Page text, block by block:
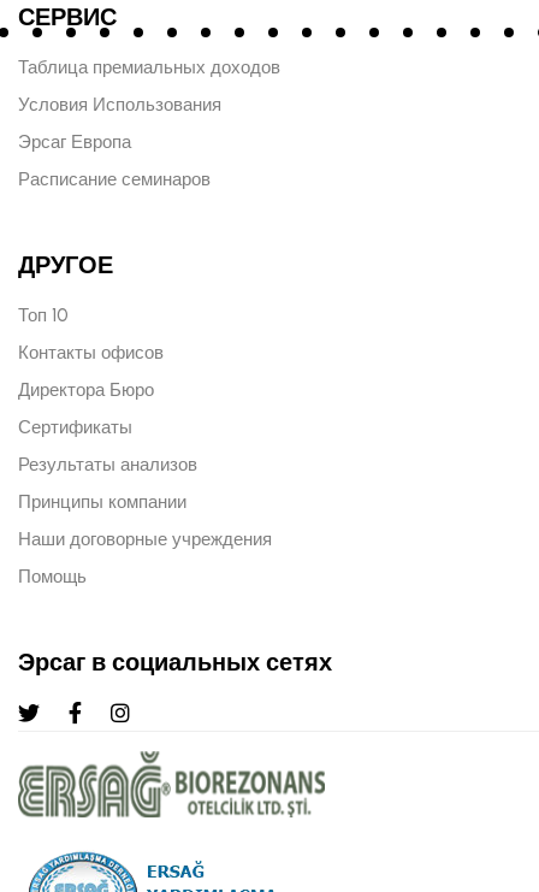
СЕРВИС
Таблица премиальных доходов
Условия Использования
Эрсаг Европа
Расписание семинаров
ДРУГОЕ
Топ 10
Контакты офисов
Директора Бюро
Сертификаты
Результаты анализов
Принципы компании
Наши договорные учреждения
Помощь
Эрсаг в социальных сетях